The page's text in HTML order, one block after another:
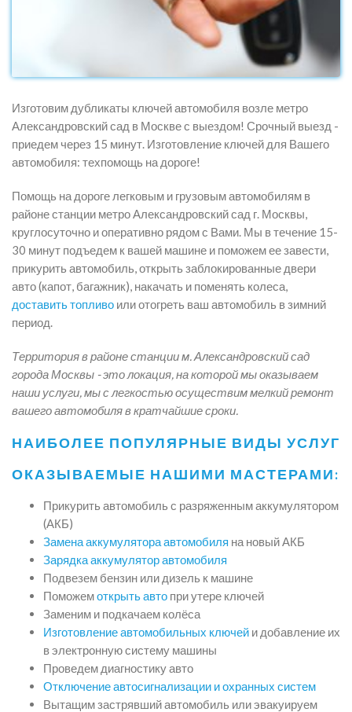
Изготовим дубликаты ключей автомобиля возле метро
Александровский сад в Москве с выездом! Срочный выезд -
приедем через 15 минут. Изготовление ключей для Вашего
автомобиля: техпомощь на дороге!
Помощь на дороге легковым и грузовым автомобилям в
районе станции метро Александровский сад г. Москвы,
круглосуточно и оперативно рядом с Вами. Мы в течение 15-
30 минут подъедем к вашей машине и поможем ее завести,
прикурить автомобиль, открыть заблокированные двери
авто (капот, багажник), накачать и поменять колеса,
доставить топливо или отогреть ваш автомобиль в зимний
период.
Территория в районе станции м. Александровский сад
города Москвы - это локация, на которой мы оказываем
наши услуги, мы с легкостью осуществим мелкий ремонт
вашего автомобиля в кратчайшие сроки.
НАИБОЛЕЕ ПОПУЛЯРНЫЕ ВИДЫ УСЛУГ
ОКАЗЫВАЕМЫЕ НАШИМИ МАСТЕРАМИ:
Прикурить автомобиль с разряженным аккумулятором
(АКБ)
Замена аккумулятора автомобиля на новый АКБ
Зарядка аккумулятор автомобиля
Подвезем бензин или дизель к машине
Поможемоткрыть авто при утере ключей
Заменим и подкачаем колёса
Изготовление автомобильных ключей и добавление их
в электронную систему машины
Проведем диагностику авто
Отключение автосигнализации и охранных систем
Вытащим застрявший автомобиль или эвакуируем